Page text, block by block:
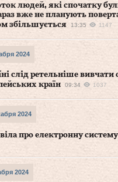
людей, які спочатку
вже не планують
збільшується
13:35 1147
2024
слід ретельніше вивчати
країн
09:34 1037
2024
про електронну систему
2024